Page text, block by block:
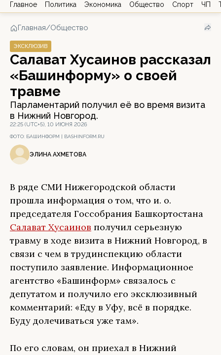
Главное Политика Экономика Общество Спорт ЧП
Главная/Общество
ЭКСКЛЮЗИВ
Салават Хусаинов рассказал
«Башинформу» о своей
травме
Парламентарий получил её во время визита
в Нижний Новгород.
22:25 (UTC+5), 10 ИЮНЯ 2026
ФОТО: БАШИНФОРМ | BASHINFORM.RU
ЭЛИНА АХМЕТОВА
В ряде СМИ Нижегородской области
прошла информация о том, что и. о.
председателя Госсобрания Башкортостана
Салават Хусаинов получил серьезную
травму в ходе визита в Нижний Новгород, в
связи с чем в трудинспекцию области
поступило заявление. Информационное
агентство «Башинформ» связалось с
депутатом и получило его эксклюзивный
комментарий: «Еду в Уфу, всё в порядке.
Буду долечиваться уже там».
По его словам, он приехал в Нижний